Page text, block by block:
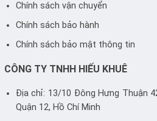
Chính sách vận chuyển
Chính sách bảo hành
Chính sách bảo mật thông tin
CÔNG TY TNHH HIẾU KHUÊ
Địa chỉ: 13/10 Đông Hưng Thuận
Quận 12, Hồ Chí Minh